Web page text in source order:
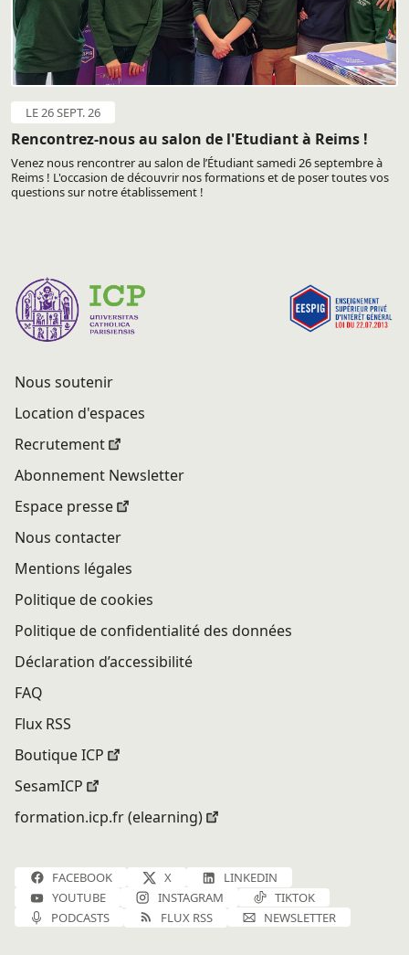
LE 26 SEPT. 26
Rencontrez-nous au salon de l'Etudiant à Reims !
Venez nous rencontrer au salon de l’Étudiant samedi 26 septembre à
Reims ! L'occasion de découvrir nos formations et de poser toutes vos
questions sur notre établissement !
Nous soutenir
Location d'espaces
Recrutement
Abonnement Newsletter
Espace presse
Nous contacter
Mentions légales
Politique de cookies
Politique de confidentialité des données
Déclaration d’accessibilité
FAQ
Flux RSS
Boutique ICP
SesamICP
formation.icp.fr (elearning)
FACEBOOK X
LINKEDIN
YOUTUBE
INSTAGRAM
TIKTOK
PODCASTS
FLUX RSS NEWSLETTER